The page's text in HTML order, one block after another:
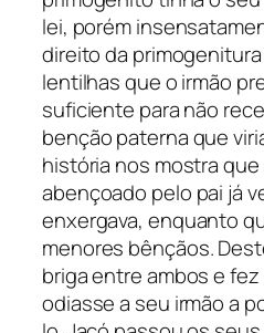
lei, porém
direito da
lentilhas que o irmão
suficiente para não
benção paterna que
história nos mostra
abençoado pelo pai já
enxergava, enquanto
menores bênçãos.
briga entre ambos e fez
odiasse a seu irmão a